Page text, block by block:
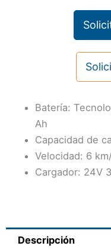
Batería:
Ah
Capacidad de
Velocidad: 6
Cargador: 24V
Descripción